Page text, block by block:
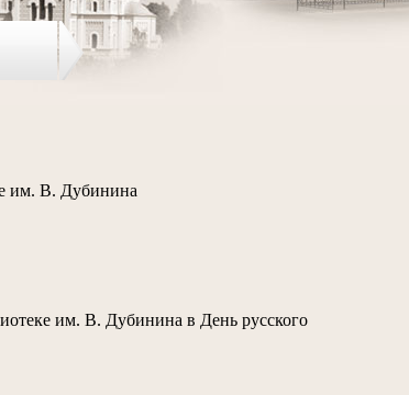
им. В. Дубинина
им. В. Дубинина в День русского